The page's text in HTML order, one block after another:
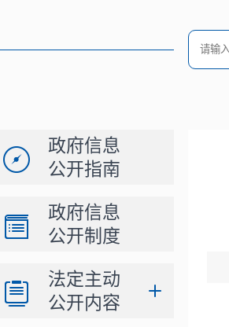
政府信息
公开指南
政府信息
公开制度
法定主动
公开内容